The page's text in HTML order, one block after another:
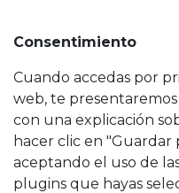
Consentimiento
Cuando accedas por
web, te
con una explicación
hacer clic en "Guardar
aceptando el uso de
plugins que hayas